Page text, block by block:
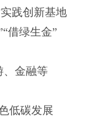
践创新基地
借绿生金”
、金融等
低碳发展